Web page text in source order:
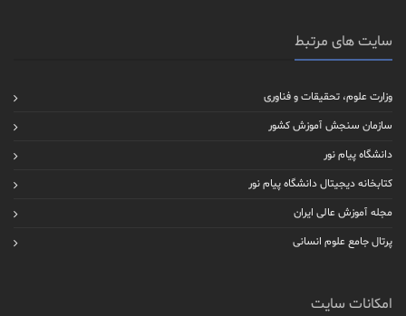
سایت های مرتبط
وزارت علوم، تحقیقات و فناوری
سازمان سنجش آموزش کشور
دانشگاه پیام نور
کتابخانه دیجیتال دانشگاه پیام نور
مجله آموزش عالی ایران
پرتال جامع علوم انسانی
امکانات سایت